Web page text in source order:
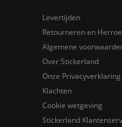
Levertijden
Retourneren en
Algemene
Over Stickerland
Onze Privacyverklaring
Klachten
Cookie wetgeving
Stickerland